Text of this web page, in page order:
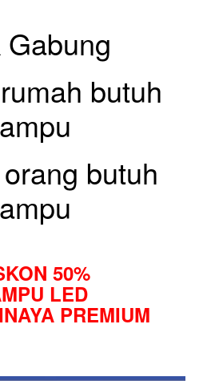
Gabung
butuh
butuh
50%
LED
PREMIUM